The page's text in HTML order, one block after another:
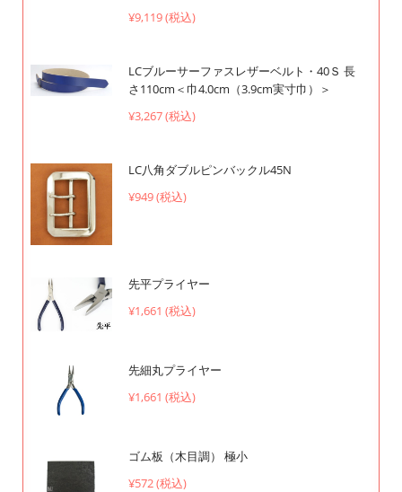
¥9,119 (税込)
LCブルーサーファスレザーベルト・40Ｓ 長
さ110cm＜巾4.0cm（3.9cm実寸巾）＞
¥3,267 (税込)
LC八角ダブルピンバックル45N
¥949 (税込)
先平プライヤー
¥1,661 (税込)
先細丸プライヤー
¥1,661 (税込)
ゴム板（木目調） 極小
¥572 (税込)